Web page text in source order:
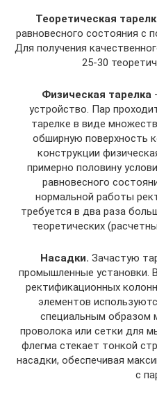
Теоретическая
равновесного состояния с
Для получения
25-30
Физическая тарелка
устройство. Пар
тарелке в виде
обширную поверхность
конструкции
примерно половину
равновесного
нормальной работы
требуется в два раза
теоретических
Насадки. Зачастую
промышленные установки.
ректификационных
элементов
специальным образом
проволока или сетки для
флегма стекает тонкой
насадки, обеспечивая
с